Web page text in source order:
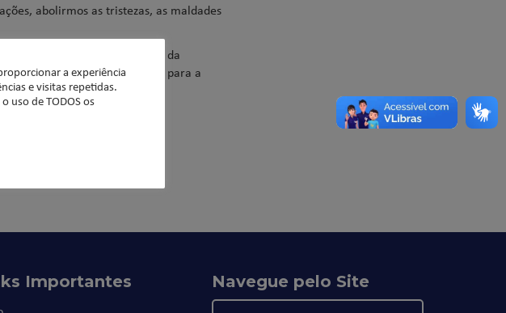
abolirmos as tristezas, as maldades
sobre a Campanha da
e antecipamos o convite para a
Importantes Navegue pelo Site
a experiência
e visitas repetidas.
uso de TODOS os